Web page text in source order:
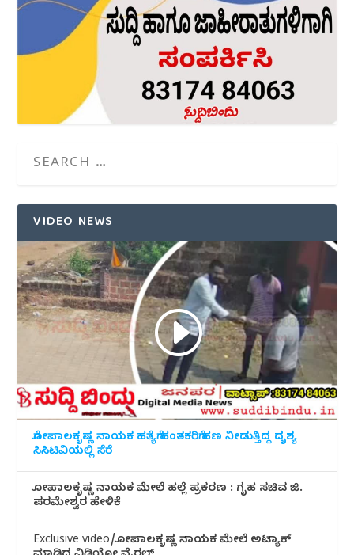
VIDEO NEWS
ಗೋಪಾಲಕೃಷ್ಣ ನಾಯಕ ಹತ್ಯೆಗೆ ಹಂತಕರಿಗೆ ಹಣ ನೀಡುತ್ತಿದ್ದ ದೃಶ್ಯ
ಸಿಸಿಟಿವಿಯಲ್ಲಿ ಸೆರೆ
ಗೋಪಾಲಕೃಷ್ಣ ನಾಯಕ ಮೇಲೆ ಹಲ್ಲೆ ಪ್ರಕರಣ : ಗೃಹ ಸಚಿವ ಜಿ.
ಪರಮೇಶ್ವರ ಹೇಳಿಕೆ
Exclusive video/ಗೋಪಾಲಕೃಷ್ಣ ನಾಯಕ ಮೇಲೆ ಅಟ್ಯಾಕ್